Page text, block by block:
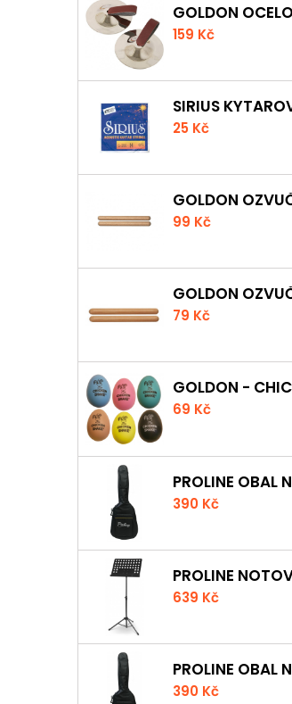
159 Kč
25 Kč
99 Kč
79 Kč
69 Kč
390 Kč
639 Kč
390 Kč